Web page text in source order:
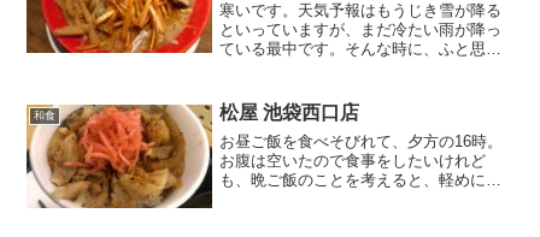
寒いです。天気予報はもうじき雪が降る
といっていますが、まだ冷たい雨が降っ
ている最中です。そんな時に、ふと思い
ーメン、ちょっと辛いのも良いかもしれ
ない。池袋で有名な味噌ラ...
和食 松屋 池袋西口店
お昼ご飯を食べそびれて、夕方の16時。
お腹は空いたので食事をしたいけれど
も、晩ご飯のことを考えると、軽めにし